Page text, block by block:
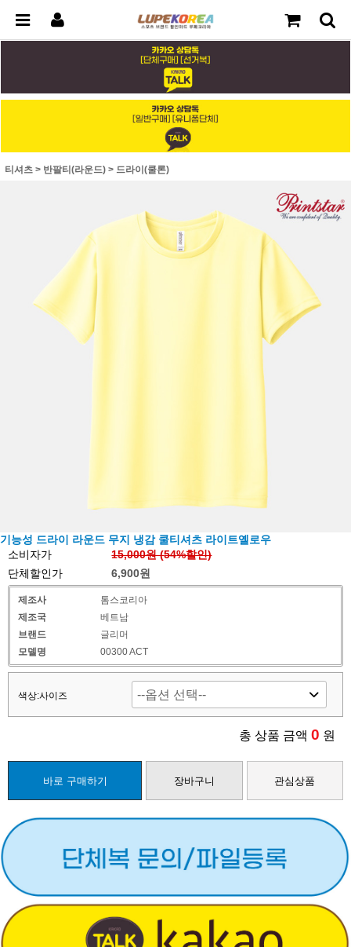
티셔츠 > 반팔티(라운드) > 드라이(쿨론)
기능성 드라이 라운드 무지 냉감 쿨티셔츠 라이트옐로우
소비자가
15,000원 (54%할인)
단체할인가
6,900원
제조사
톰스코리아
제조국
베트남
브랜드
글리머
모델명
00300 ACT
색상:사이즈
총 상품 금액 0 원
바로 구매하기 장바구니 관심상품